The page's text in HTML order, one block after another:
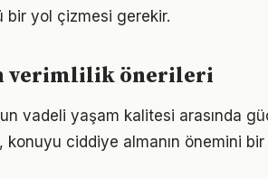
bir yol çizmesi gerekir.
verimlilik önerileri
vadeli yaşam kalitesi arasında
ciddiye almanın önemini